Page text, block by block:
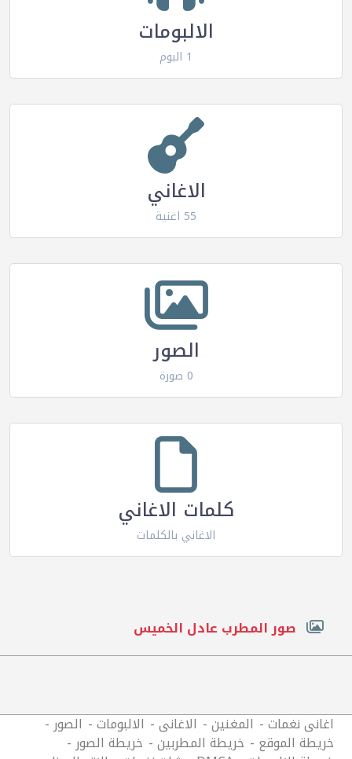
الالبومات
1 البوم
الاغاني
55 اغنية
الصور
0 صورة
كلمات الاغاني
الاغاني بالكلمات
صور المطرب عادل الخميس
اغانى نغمات المغنين الاغانى الالبومات الصور
خريطة الموقع خريطة المطربين خريطة الصور